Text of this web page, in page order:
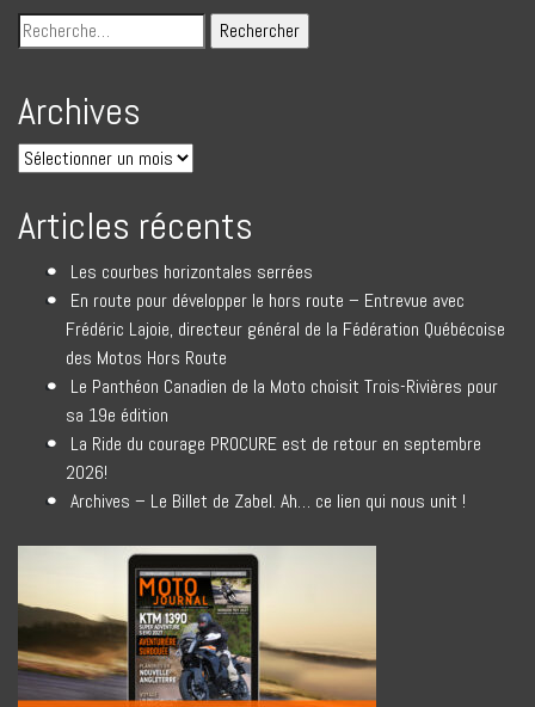
Archives
Articles récents
Les courbes horizontales serrées
En route pour développer le hors route – Entrevue avec
Frédéric Lajoie, directeur général de la Fédération Québécoise
des Motos Hors Route
Le Panthéon Canadien de la Moto choisit Trois-Rivières pour
sa 19e édition
La Ride du courage PROCURE est de retour en septembre
2026!
Archives – Le Billet de Zabel. Ah… ce lien qui nous unit !